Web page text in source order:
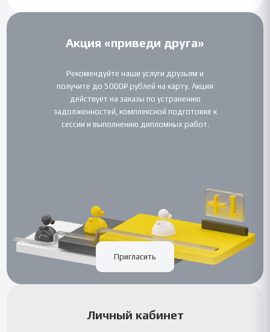
Акция «приведи друга»
Рекомендуйте наши услуги друзьям и
получите до 5000₽ рублей на карту. Акция
действует на заказы по устранению
задолженностей, комплексной подготовке к
сессии и выполнению дипломных работ.
Пригласить
Личный кабинет